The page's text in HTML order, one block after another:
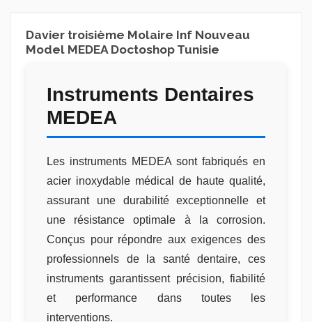
Davier troisième Molaire Inf Nouveau
Model MEDEA Doctoshop Tunisie
Instruments Dentaires
MEDEA
Les instruments MEDEA sont fabriqués en
acier inoxydable médical de haute qualité,
assurant une durabilité exceptionnelle et
une résistance optimale à la corrosion.
Conçus pour répondre aux exigences des
professionnels de la santé dentaire, ces
instruments garantissent précision, fiabilité
et performance dans toutes les
interventions.